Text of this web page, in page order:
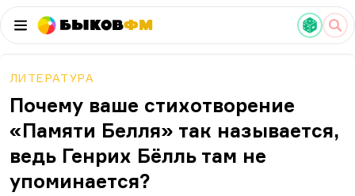
БыковФМ
ЛИТЕРАТУРА
Почему ваше стихотворение
«Памяти Белля» так называется,
ведь Генрих Бёлль там не
упоминается?